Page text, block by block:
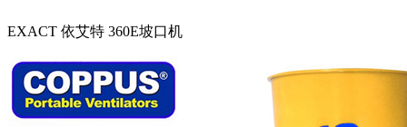
EXACT 依艾特 360E坡口机